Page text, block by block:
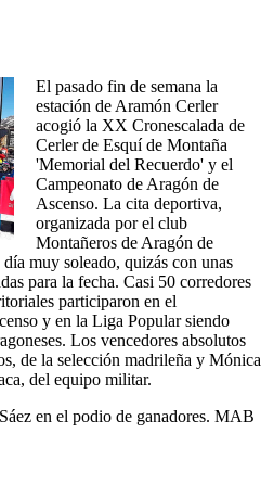
El pasado fin de semana la
estación de Aramón Cerler
acogió la XX Cronescalada de
Cerler de Esquí de Montaña
'Memorial del Recuerdo' y el
Campeonato de Aragón de
Ascenso. La cita deportiva,
organizada por el club
Montañeros de Aragón de
muy soleado, quizás con unas
para la fecha. Casi 50 corredores
participaron en el
y en la Liga Popular siendo
Los vencedores absolutos
de la selección madrileña y Mónica
del equipo militar.
en el podio de ganadores. MAB